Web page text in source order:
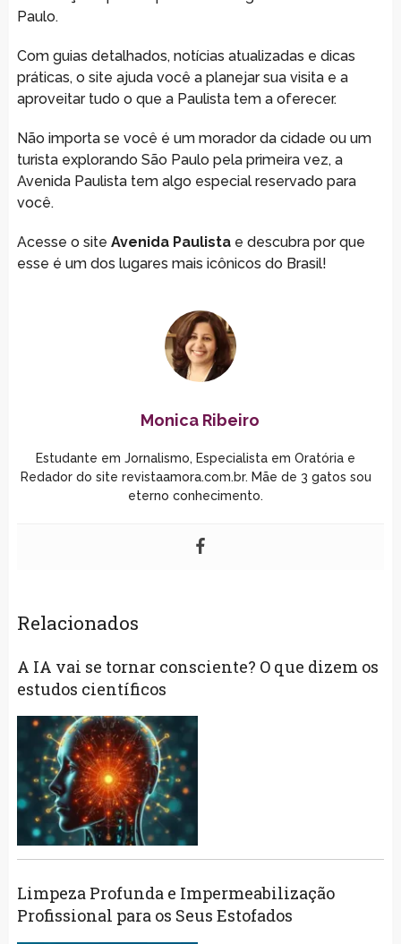
Paulo.
Com guias detalhados, notícias atualizadas e dicas
práticas, o site ajuda você a planejar sua visita e a
aproveitar tudo o que a Paulista tem a oferecer.
Não importa se você é um morador da cidade ou um
turista explorando São Paulo pela primeira vez, a
Avenida Paulista tem algo especial reservado para
você.
Acesse o site Avenida Paulistae descubra por que
esse é um dos lugares mais icônicos do Brasil!
Monica Ribeiro
Estudante em Jornalismo, Especialista em Oratória e
Redador do site revistaamora.com.br. Mãe de 3 gatos sou
eterno conhecimento.
Relacionados
A IA vai se tornar consciente? O que dizem os
estudos científicos
Limpeza Profunda e Impermeabilização
Profissional para os Seus Estofados